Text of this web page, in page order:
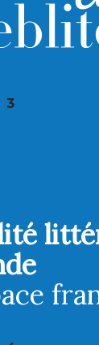
3